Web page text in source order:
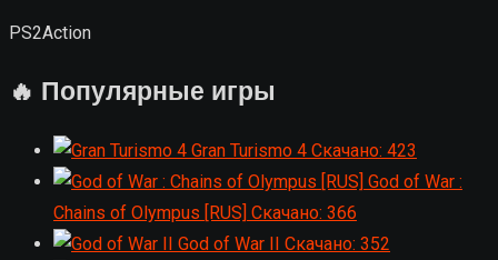
PS2Action
🔥 Популярные игры
Gran Turismo 4 Скачано: 423
God of War :
Chains of Olympus [RUS] Скачано: 366
God of War II
Скачано: 352